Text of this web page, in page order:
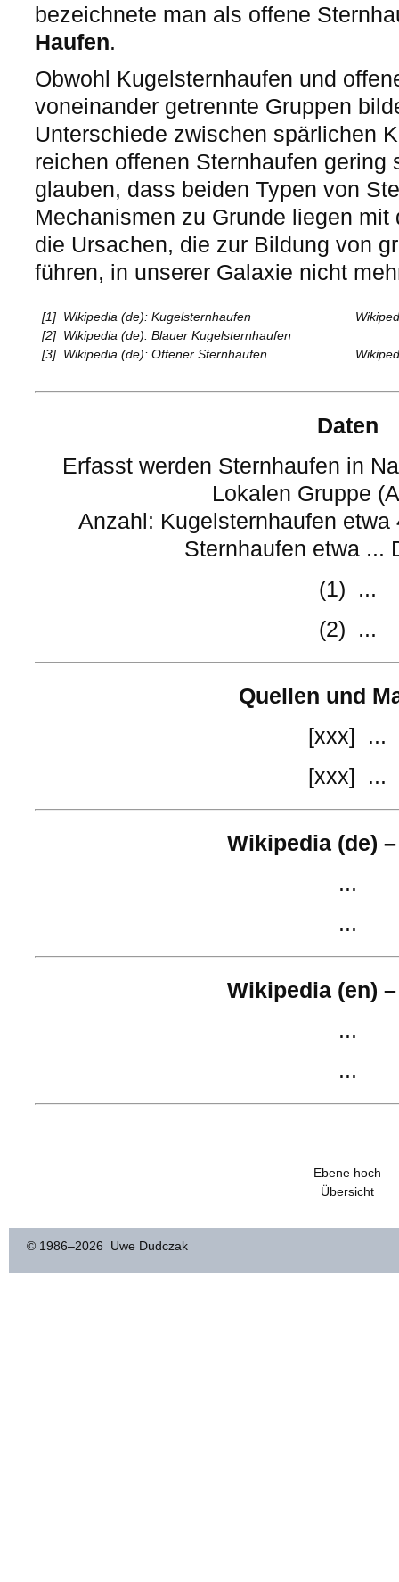
bezeichnete man als offene
Haufen.
Obwohl Kugelsternhaufen und
voneinander getrennte Gruppen
Unterschiede zwischen spärlichen
reichen offenen Sternhaufen gering
glauben, dass beiden Typen von
Mechanismen zu Grunde liegen
die Ursachen, die zur Bildung von
führen, in unserer Galaxie nicht
[1] Wikipedia (de): Kugelsternhaufen
[2] Wikipedia (de): Blauer Kugelsternhaufen
[3] Wikipedia (de): Offener Sternhaufen
Daten
Erfasst werden Sternhaufen in
Lokalen Gruppe
Anzahl: Kugelsternhaufen
Sternhaufen etwa ...
(1) ...
(2) ...
Quellen und
[xxx] ...
[xxx] ...
Wikipedia (de)
...
...
Wikipedia (en)
...
...
Ebene hoch
Übersicht
© 1986–2026 Uwe Dudczak